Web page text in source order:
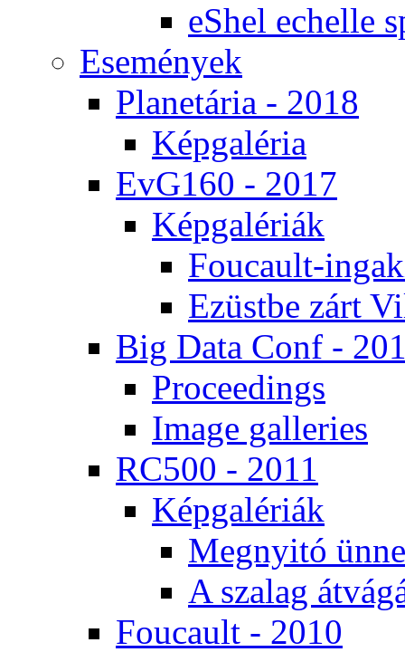
eS­hel echel­le
Ese­mé­nyek
Pla­ne­tá­ria - 2018
Kép­ga­lé­ria
EvG160 - 2017
Kép­ga­lé­ri­ák
Fo­u­ca­ult-
Ezüst­be zárt
Big Da­ta Conf -
Pro­ce­e­dings
Image gal­le­ri­es
RC500 - 2011
Kép­ga­lé­ri­ák
Meg­nyi­tó
A sza­lag
Fo­u­ca­ult - 2010